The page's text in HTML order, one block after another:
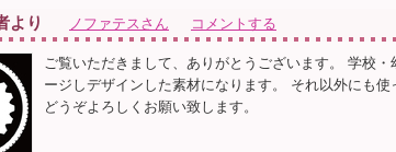
より ノファテスさん コメントする
ご覧いただきまして、ありがとうございます。 学校
ージしデザインした素材になります。 それ以外にも使
どうぞよろしくお願い致します。